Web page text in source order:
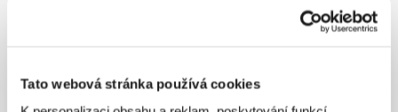
Tato webová stránka používá cookies
(1969, Praha) je syn kameramana
Miroslava Ondříčka, svůj zájem však obrátil k filmové
mj. i o výtvarníkovi Theodoru Pištěkovi (1991). V roce
1996 debutoval generační tragikomedií podle